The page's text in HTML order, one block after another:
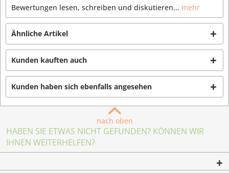
Bewertungen lesen, schreiben und diskutieren... mehr
Ähnliche Artikel
Kunden kauften auch
Kunden haben sich ebenfalls angesehen
nach oben
HABEN SIE ETWAS NICHT GEFUNDEN? KÖNNEN WIR
IHNEN WEITERHELFEN?